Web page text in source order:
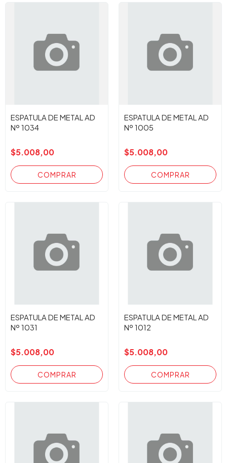
ESPATULA DE METAL AD
Nº 1034
$5.008,00
ESPATULA DE METAL AD
Nº 1005
$5.008,00
ESPATULA DE METAL AD
Nº 1031
$5.008,00
ESPATULA DE METAL AD
Nº 1012
$5.008,00